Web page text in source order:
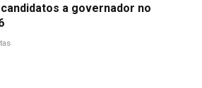
a governador no